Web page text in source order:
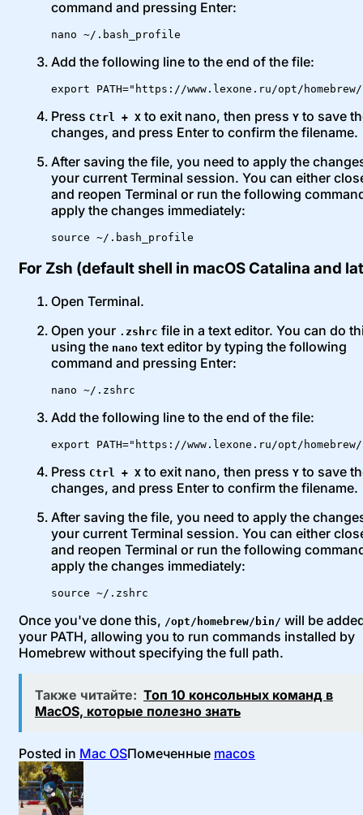
command and pressing Enter:
nano ~/.bash_profile
Add the following line to the end of the file:
export PATH="https://www.lexone.ru/opt/homebrew/
Press Ctrl + X to exit nano, then press Y to save
changes, and press Enter to confirm the filename.
After saving the file, you need to apply the
your current Terminal session. You can either
and reopen Terminal or run the following
apply the changes immediately:
source ~/.bash_profile
For Zsh (default shell in macOS Catalina and
Open Terminal.
Open your .zshrc file in a text editor. You can do
using the nano text editor by typing the following
command and pressing Enter:
nano ~/.zshrc
Add the following line to the end of the file:
export PATH="https://www.lexone.ru/opt/homebrew/
Press Ctrl + X to exit nano, then press Y to save
changes, and press Enter to confirm the filename.
After saving the file, you need to apply the
your current Terminal session. You can either
and reopen Terminal or run the following
apply the changes immediately:
source ~/.zshrc
Once you've done this, /opt/homebrew/bin/ will be
your PATH, allowing you to run commands installed by
Homebrew without specifying the full path.
Также читайте: Топ 10 консольных команд в
MacOS, которые полезно знать
Posted in Mac OSПомеченные macos